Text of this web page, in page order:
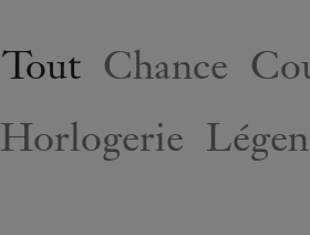
Tout Chance
Horlogerie